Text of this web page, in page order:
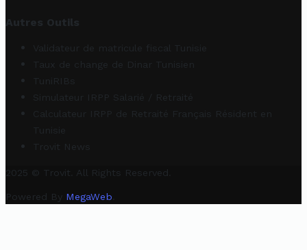
Autres Outils
Validateur de matricule fiscal Tunisie
Taux de change de Dinar Tunisien
TuniRIBs
Simulateur IRPP Salarié / Retraité
Calculateur IRPP de Retraité Français Résident en
Tunisie
Trovit News
2025 © Trovit. All Rights Reserved.
Powered By MegaWeb